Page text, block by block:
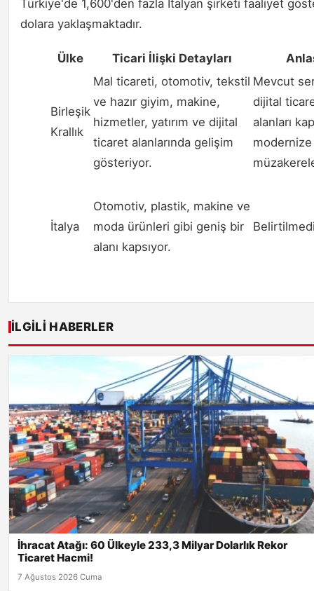
Türkiye'de 1,600'den fazla İtalyan şirketi faaliyet
dolara yaklaşmaktadır.
Ülke Ticari İlişki Detayları
Birleşik
Krallık
Mal ticareti, otomotiv, tekstil
ve hazır giyim, makine,
hizmetler, yatırım ve dijital
ticaret alanlarında gelişim
gösteriyor.
Mevcut
dijital
alanları
İtalya
Otomotiv, plastik, makine ve
moda ürünleri gibi geniş bir
alanı kapsıyor.
İLGILI HABERLER
İhracat Atağı: 60 Ülkeyle 233,3 Milyar Dolarlık Rekor
Ticaret Hacmi!
7 Ağustos 2026 Cuma